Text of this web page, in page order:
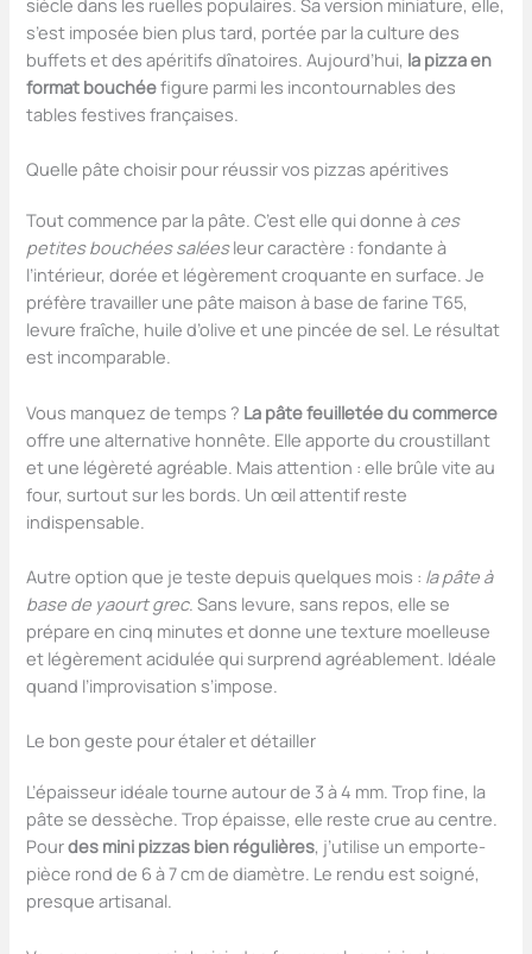
s’est imposée bien plus tard, portée par la culture des
buffets et des apéritifs dînatoires. Aujourd’hui, la pizza en
format bouchéefigure parmi les incontournables des
tables festives françaises.
Quelle pâte choisir pour réussir vos pizzas apéritives
Tout commence par la pâte. C’est elle qui donne à ces
petites bouchées saléesleur caractère : fondante à
l’intérieur, dorée et légèrement croquante en surface. Je
préfère travailler une pâte maison à base de farine T65,
levure fraîche, huile d’olive et une pincée de sel. Le résultat
est incomparable.
Vous manquez de temps ? La pâte feuilletée du commerce
offre une alternative honnête. Elle apporte du croustillant
et une légèreté agréable. Mais attention : elle brûle vite au
four, surtout sur les bords. Un œil attentif reste
indispensable.
Autre option que je teste depuis quelques mois : la pâte à
base de yaourt grec. Sans levure, sans repos, elle se
prépare en cinq minutes et donne une texture moelleuse
et légèrement acidulée qui surprend agréablement. Idéale
quand l’improvisation s’impose.
Le bon geste pour étaler et détailler
L’épaisseur idéale tourne autour de 3 à 4 mm. Trop fine, la
pâte se dessèche. Trop épaisse, elle reste crue au centre.
Pourdes mini pizzas bien régulières, j’utilise un emporte-
pièce rond de 6 à 7 cm de diamètre. Le rendu est soigné,
presque artisanal.